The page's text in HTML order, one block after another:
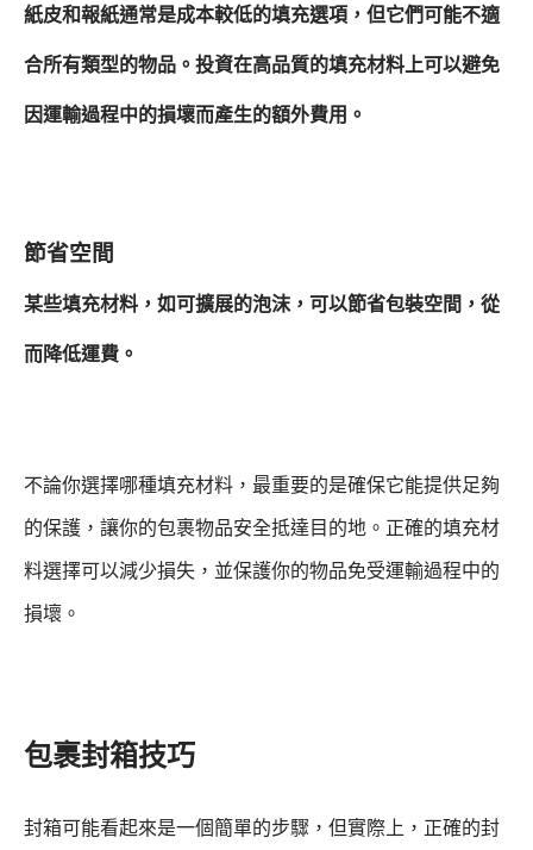
紙皮和報紙通常是成本較低的填充選項，但它們可能不適
合所有類型的物品。投資在高品質的填充材料上可以避免
因運輸過程中的損壞而產生的額外費用。
節省空間
某些填充材料，如可擴展的泡沫，可以節省包裝空間，從
而降低運費。
不論你選擇哪種填充材料，最重要的是確保它能提供足夠
的保護，讓你的包裹物品安全抵達目的地。正確的填充材
料選擇可以減少損失，並保護你的物品免受運輸過程中的
損壞。
包裹封箱技巧
封箱可能看起來是一個簡單的步驟，但實際上，正確的封